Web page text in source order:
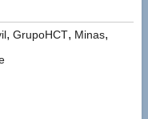
, GrupoHCT, Minas,